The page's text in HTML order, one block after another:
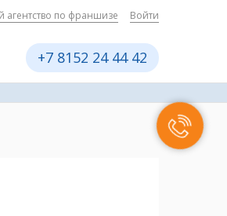
агентство по франшизе Войти
+7 8152 24 44 42